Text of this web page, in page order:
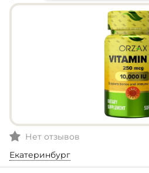
Нет отзывов
Екатеринбург